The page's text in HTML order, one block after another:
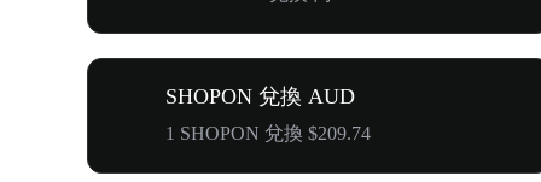
SHOPON 兌換 AUD
1 SHOPON 兌換 $209.74